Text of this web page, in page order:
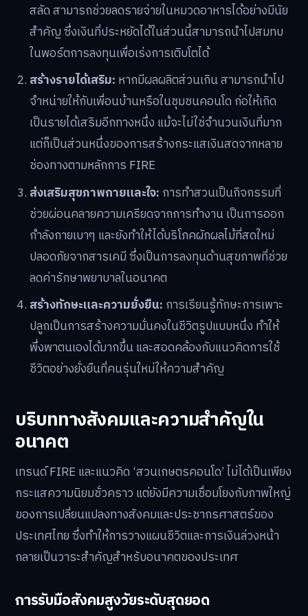
สลัด สามารถช่วยลดรายจ่ายในหมวดอาหารได้อย่างมีนัย
สำคัญ ซึ่งเงินที่ประหยัดได้ในส่วนนี้สามารถนำไปสมทบ
ในพอร์ตการลงทุนเพื่อเร่งการเติบโตได้
สร้างรายได้เสริม: หากมีผลผลิตส่วนเกิน สามารถนำไป
จำหน่ายให้กับเพื่อนบ้านหรือในชุมชนคอนโด ก่อให้เกิด
เป็นรายได้เสริมอีกทางหนึ่ง แม้จะไม่ใช่จำนวนเงินที่มาก
แต่ก็เป็นส่วนหนึ่งของการสร้างกระแสเงินสดจากหลาย
ช่องทางตามหลักการ FIRE
ส่งเสริมสุขภาพกายและใจ: การทำสวนเป็นกิจกรรมที่
ช่วยผ่อนคลายความเครียดจากการทำงาน เป็นการออก
กำลังกายเบาๆ และยังทำให้ได้บริโภคผักผลไม้ที่สดใหม่
ปลอดภัยจากสารเคมี ซึ่งเป็นการลงทุนด้านสุขภาพที่ช่วย
ลดค่ารักษาพยาบาลในอนาคต
สร้างทักษะและความยั่งยืน: การเรียนรู้ทักษะการเพาะ
ปลูกเป็นการสร้างความมั่นคงในชีวิตรูปแบบหนึ่ง ทำให้
พึ่งพาตนเองได้มากขึ้น และสอดคล้องกับแนวคิดการใช้
ชีวิตอย่างยั่งยืนที่คนรุ่นใหม่ให้ความสำคัญ
บริบททางสังคมและความสำคัญใน
อนาคต
เทรนด์ FIRE และแนวคิด ‘สวนเกษตรคอนโด’ ไม่ได้เป็นเพียง
กระแสความนิยมชั่วคราว แต่ยังมีความเชื่อมโยงกับภาพใหญ่
ของการเปลี่ยนแปลงทางสังคมและประชากรศาสตร์ของ
ประเทศไทย ซึ่งทำให้การวางแผนชีวิตและการเงินล่วงหน้า
กลายเป็นวาระสำคัญสำหรับอนาคตของประเทศ
การรับมือสังคมสูงวัยระดับสุดยอด